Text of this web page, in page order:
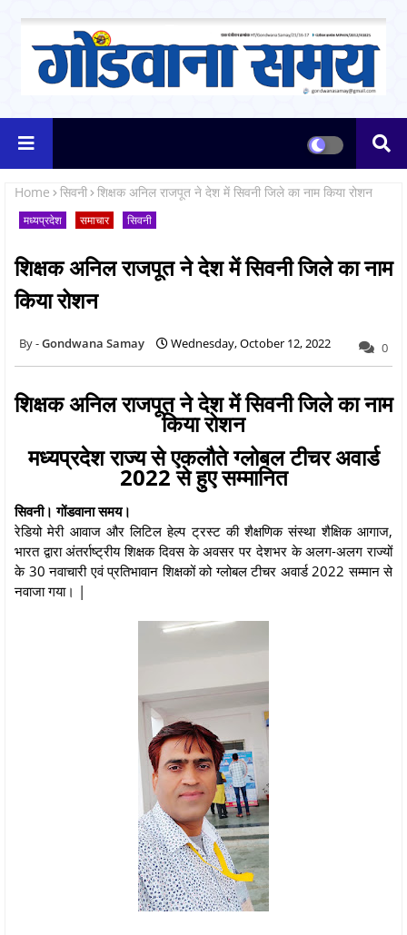
Home सिवनी शिक्षक अनिल राजपूत ने देश में सिवनी जिले का नाम किया रोशन
मध्यप्रदेश समाचार सिवनी
शिक्षक अनिल राजपूत ने देश में सिवनी जिले का नाम
किया रोशन
Gondwana Samay Wednesday, October 12, 2022 0
शिक्षक अनिल राजपूत ने देश में सिवनी जिले का नाम
किया रोशन
मध्यप्रदेश राज्य से एकलौते ग्लोबल टीचर अवार्ड
2022 से हुए सम्मानित
सिवनी। गोंडवाना समय।
रेडियो मेरी आवाज और लिटिल हेल्प ट्रस्ट की शैक्षणिक संस्था शैक्षिक आगाज,
भारत द्वारा अंतर्राष्ट्रीय शिक्षक दिवस के अवसर पर देशभर के अलग-अलग राज्यों
के 30 नवाचारी एवं प्रतिभावान शिक्षकों को ग्लोबल टीचर अवार्ड 2022 सम्मान से
नवाजा गया। |